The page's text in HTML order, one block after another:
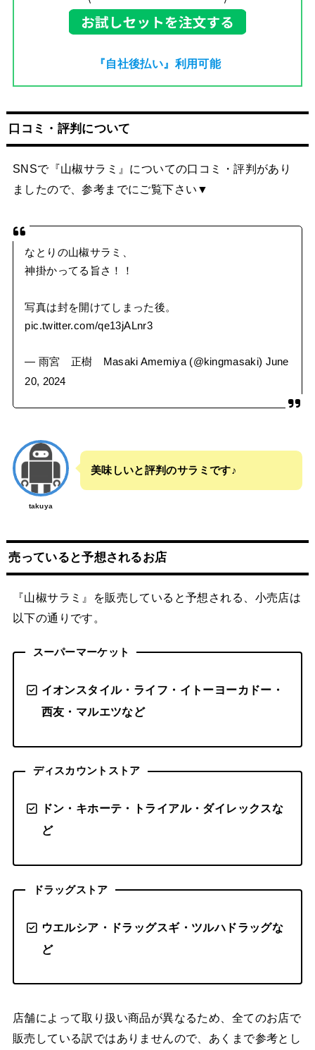
『自社後払い』利用可能
口コミ・評判について
SNSで『山椒サラミ』についての口コミ・評判があり
ましたので、参考までにご覧下さい▼
なとりの山椒サラミ、
神掛かってる旨さ！！
写真は封を開けてしまった後。
pic.twitter.com/qe13jALnr3
— 雨宮 正樹 Masaki Amemiya (@kingmasaki) June
20, 2024
takuya
美味しいと評判のサラミです♪
売っていると予想されるお店
『山椒サラミ』を販売していると予想される、小売店は
以下の通りです。
スーパーマーケット
イオンスタイル・ライフ・イトーヨーカドー・
西友・マルエツなど
ディスカウントストア
ドン・キホーテ・トライアル・ダイレックスな
ど
ドラッグストア
ウエルシア・ドラッグスギ・ツルハドラッグな
ど
店舗によって取り扱い商品が異なるため、全てのお店で
販売している訳ではありませんので、あくまで参考とし